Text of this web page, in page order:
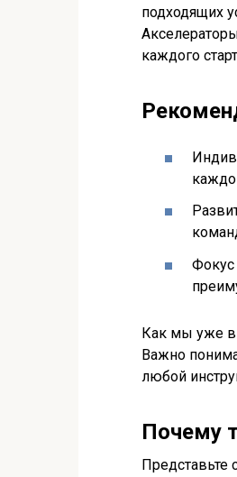
подходящих
каждого
Фокус
Как мы уже
Важно
любой
Почему
Представьте